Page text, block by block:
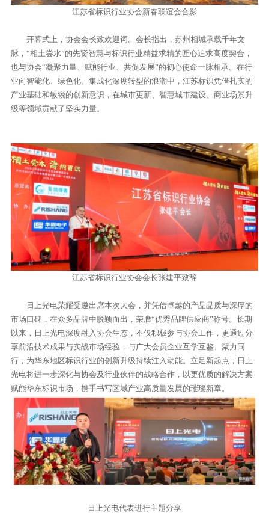
江苏省标识行业协会新春联谊会合影
开幕式上，协会会长致欢迎词。会长指出，苏州相城承载千年文
脉，“相土尝水”的先贤智慧与标识行业精益求精的匠心追求高度契合，
也与协会“凝聚力量、赋能行业、共促发展”的初心使命一脉相承。在行
业向智能化、绿色化、集成化深度转型的浪潮中，江苏标识凭借扎实的
产业基础和敏锐的创新意识，在城市更新、智慧城市建设、商业场景升
级等领域贡献了坚实力量。
江苏省标识行业协会会长张建平致辞
日上光电荣耀受邀出席本次大会，并凭借卓越的产品品质与深厚的
市场口碑，在众多品牌中脱颖而出，荣膺“优秀品牌供应商”称号。长期
以来，日上光电深度融入协会生态，不仅积极参与协会工作，更通过分
享前沿技术成果与实战市场经验，与广大会员企业互学互鉴、聚力同
行，为华东地区标识行业的创新升级持续注入动能。立足新起点，日上
光电将进一步深化与协会及行业伙伴的战略合作，以更优质的解决方案
赋能华东标识市场，携手书写区域产业高质量发展的璀璨新章。
日上光电代表进行主题分享